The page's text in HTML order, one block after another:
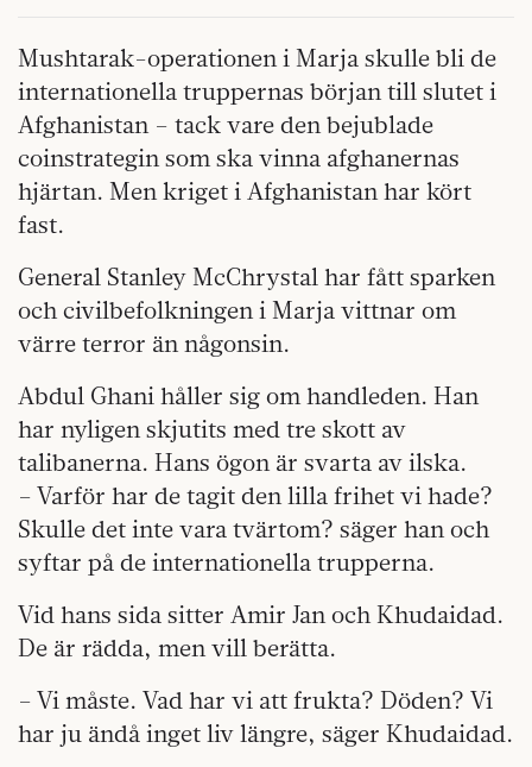
Mushtarak-operationen i Marja skulle bli de
internationella truppernas början till slutet i
Afghanistan – tack vare den bejublade
coinstrategin som ska vinna afghanernas
hjärtan. Men kriget i Afghanistan har kört
fast.
General Stanley McChrystal har fått sparken
och civilbefolkningen i Marja vittnar om
värre terror än någonsin.
Abdul Ghani håller sig om handleden. Han
har nyligen skjutits med tre skott av
talibanerna. Hans ögon är svarta av ilska.
– Varför har de tagit den lilla frihet vi hade?
Skulle det inte vara tvärtom? säger han och
syftar på de internationella trupperna.
Vid hans sida sitter Amir Jan och Khudaidad.
De är rädda, men vill berätta.
– Vi måste. Vad har vi att frukta? Döden? Vi
har ju ändå inget liv längre, säger Khudaidad.